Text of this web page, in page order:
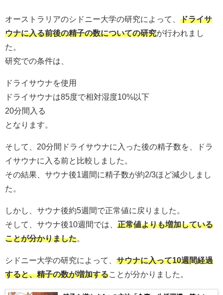
オーストラリアのシドニー大学の研究によって、 ドライサ
ウナに入る前後の精子の数についての研究が行われまし
た。
研究での条件は、
ドライサウナを使用
ドライサウナは85度で相対湿度10%以下
20分間入る
となります。
そして、20分間ドライサウナに入った後の精子数を、ドラ
イサウナに入る前と比較しました。
その結果、サウナ後1週間に精子数が約2/3ほど減少しまし
た。
しかし、サウナ後約5週間で正常値に戻りました。
そして、サウナ後10週間では、 正常値よりも増加している
ことが分かりました
シドニー大学の研究によって、 サウナに入って10週間経過
すると、精子の数が増加する ことが分かりました。